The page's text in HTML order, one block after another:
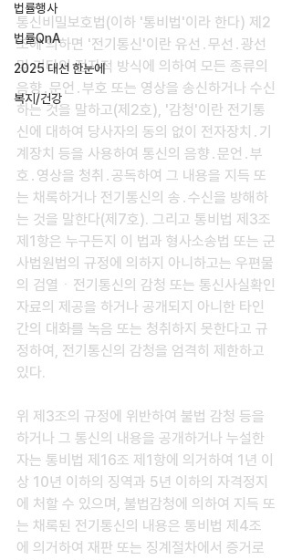
법률행사
법률QnA
2025 대선 한눈에
복지/건강
통신비밀보호법(이하 '통비법'이라 한다) 제2
조에 의하면 '전기통신'이란 유선․무선․광선
및 기타의 전자적 방식에 의하여 모든 종류의
음향․문언․부호 또는 영상을 송신하거나 수신
하는 것을 말하고(제2호), '감청'이란 전기통
신에 대하여 당사자의 동의 없이 전자장치․기
계장치 등을 사용하여 통신의 음향․문언․부
호․영상을 청취․공독하여 그 내용을 지득 또
는 채록하거나 전기통신의 송․수신을 방해하
는 것을 말한다(제7호). 그리고 통비법 제3조
제1항은 누구든지 이 법과 형사소송법 또는 군
사법원법의 규정에 의하지 아니하고는 우편물
의 검열ㆍ전기통신의 감청 또는 통신사실확인
자료의 제공을 하거나 공개되지 아니한 타인
간의 대화를 녹음 또는 청취하지 못한다고 규
정하여, 전기통신의 감청을 엄격히 제한하고
있다.
위 제3조의 규정에 위반하여 불법 감청 등을
하거나 그 통신의 내용을 공개하거나 누설한
자는 통비법 제16조 제1항에 의거하여 1년 이
상 10년 이하의 징역과 5년 이하의 자격정지
에 처할 수 있으며, 불법감청에 의하여 지득 또
는 채록된 전기통신의 내용은 통비법 제4조
에 의거하여 재판 또는 징계절차에서 증거로